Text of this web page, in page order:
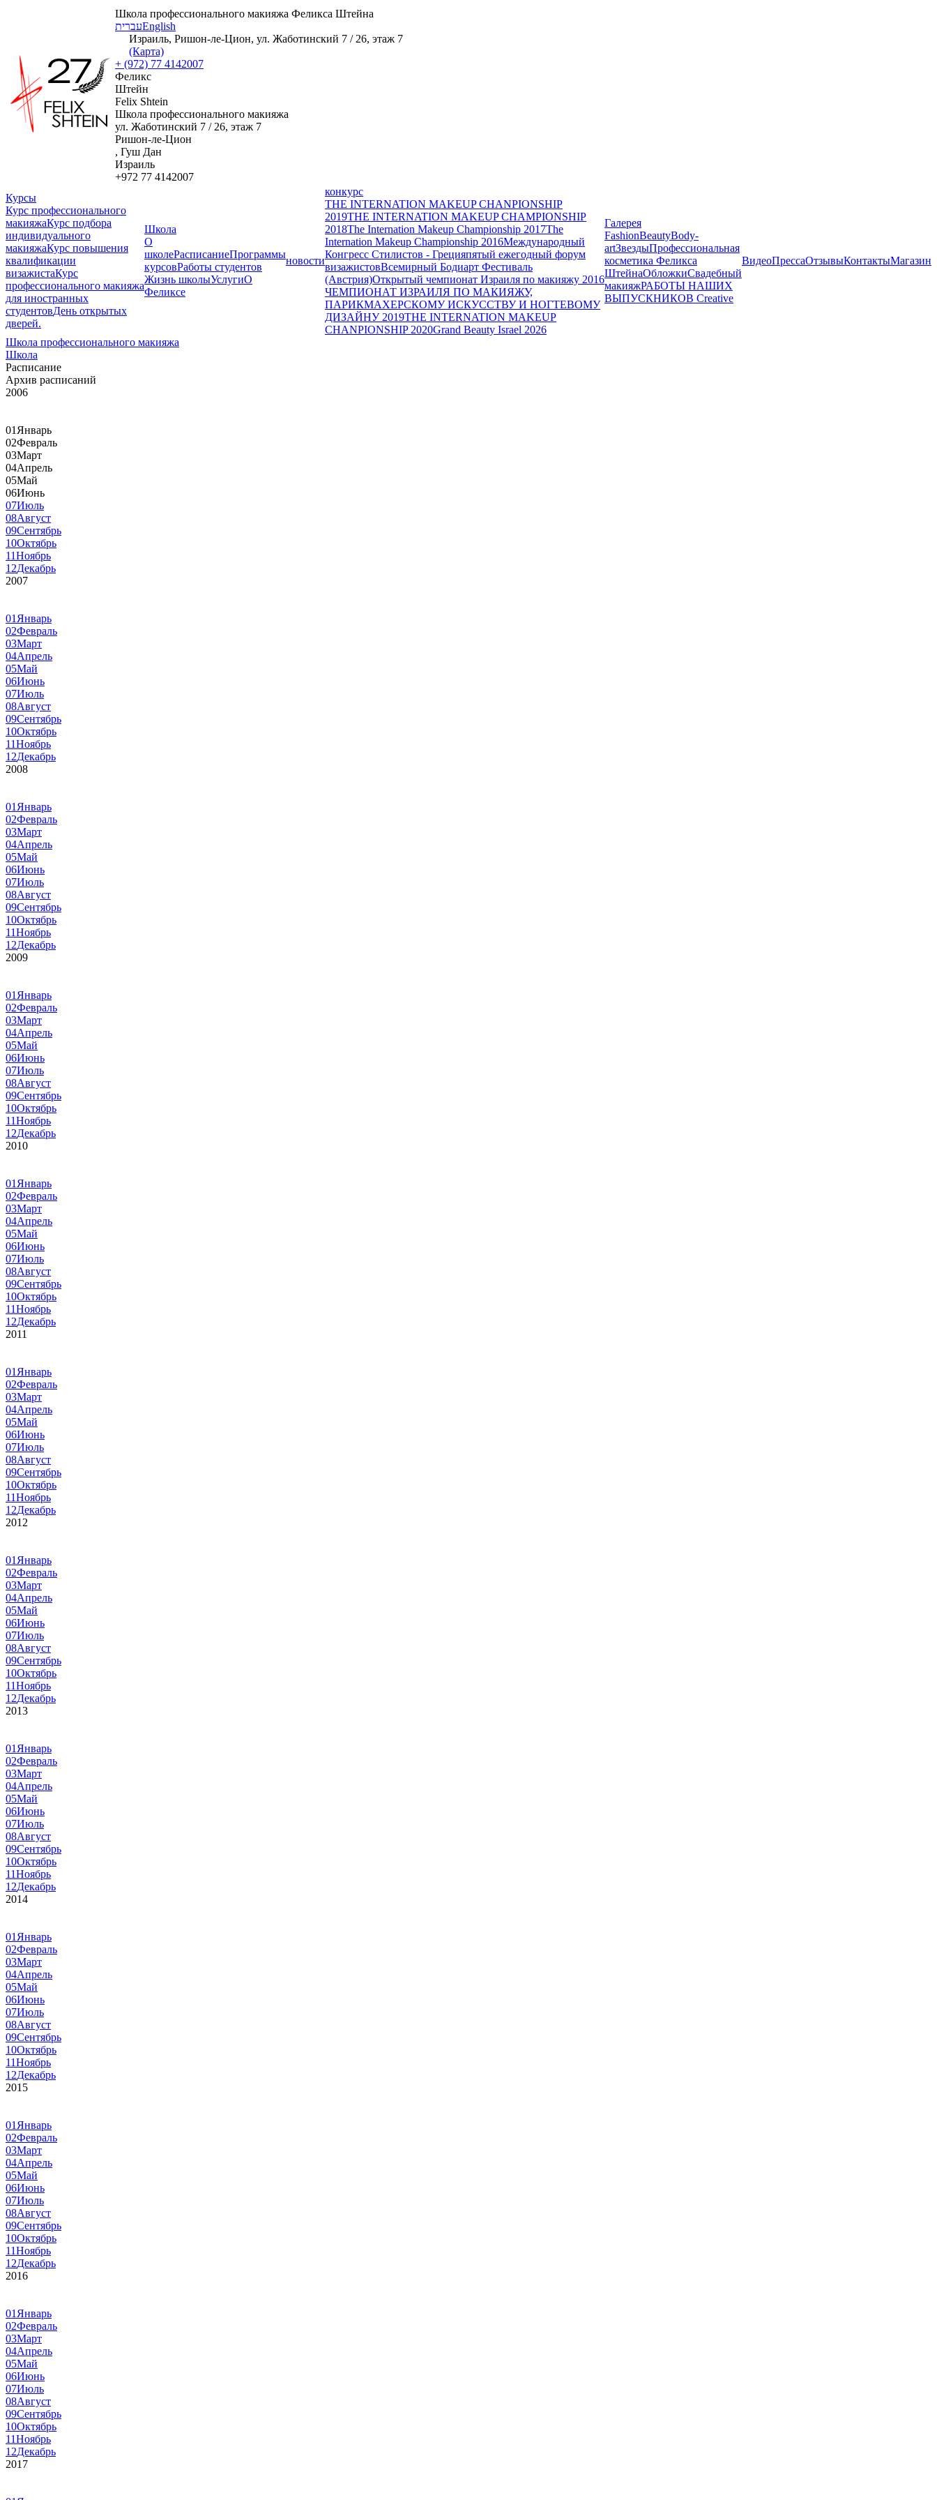
Школа профессионального макияжа Феликса Штейна
עבריתEnglish
Израиль, Ришон-ле-Цион, ул. Жаботинский 7 / 26, этаж 7
(Карта)
+ (972) 77 4142007
Феликс
Штейн
Felix Shtein
Школа профессионального макияжа
ул. Жаботинский 7 / 26, этаж 7
Ришон-ле-Цион
, Гуш Дан
Израиль
+972 77 4142007
Курсы
Курс профессионального
макияжаКурс подбора
индивидуального
макияжаКурс повышения
квалификации
визажистаКурс
профессионального макияжа
для иностранных
студентовДень открытых
дверей.
Школа
О
школеРасписаниеПрограммы
курсовРаботы студентов
Жизнь школыУслугиО
Феликсе
новости
конкурс
THE INTERNATION MAKEUP CHANPIONSHIP
2019THE INTERNATION MAKEUP CHAMPIONSHIP
2018The Internation Makeup Championship 2017The
Internation Makeup Championship 2016Международный
Конгресс Стилистов - Грецияпятый ежегодный форум
визажистовВсемирный Бодиарт Фестиваль
(Австрия)Открытый чемпионат Израиля по макияжу 2016
ЧЕМПИОНАТ ИЗРАИЛЯ ПО МАКИЯЖУ,
ПАРИКМАХЕРСКОМУ ИСКУССТВУ И НОГТЕВОМУ
ДИЗАЙНУ 2019THE INTERNATION MAKEUP
CHANPIONSHIP 2020Grand Beauty Israel 2026
Галерея
FashionBeautyBody-
artЗвездыПрофессиональная
косметика Феликса
ШтейнаОбложкиСвадебный
макияжРАБОТЫ НАШИХ
ВЫПУСКНИКОВ Creative
ВидеоПрессаОтзывыКонтактыМагазин
Школа профессионального макияжа
Школа
Расписание
Архив расписаний
2006
01 Январь
02Февраль
03Март
04Апрель
05Май
06Июнь
07Июль
08Август
09Сентябрь
10Октябрь
11Ноябрь
12Декабрь
2007
01 Январь
02Февраль
03Март
04Апрель
05Май
06Июнь
07Июль
08Август
09Сентябрь
10Октябрь
11Ноябрь
12Декабрь
2008
01 Январь
02Февраль
03Март
04Апрель
05Май
06Июнь
07Июль
08Август
09Сентябрь
10Октябрь
11Ноябрь
12Декабрь
2009
01 Январь
02Февраль
03Март
04Апрель
05Май
06Июнь
07Июль
08Август
09Сентябрь
10Октябрь
11Ноябрь
12Декабрь
2010
01 Январь
02Февраль
03Март
04Апрель
05Май
06Июнь
07Июль
08Август
09Сентябрь
10Октябрь
11Ноябрь
12Декабрь
2011
01 Январь
02Февраль
03Март
04Апрель
05Май
06Июнь
07Июль
08Август
09Сентябрь
10Октябрь
11Ноябрь
12Декабрь
2012
01 Январь
02Февраль
03Март
04Апрель
05Май
06Июнь
07Июль
08Август
09Сентябрь
10Октябрь
11Ноябрь
12Декабрь
2013
01 Январь
02Февраль
03Март
04Апрель
05Май
06Июнь
07Июль
08Август
09Сентябрь
10Октябрь
11Ноябрь
12Декабрь
2014
01 Январь
02Февраль
03Март
04Апрель
05Май
06Июнь
07Июль
08Август
09Сентябрь
10Октябрь
11Ноябрь
12Декабрь
2015
01 Январь
02Февраль
03Март
04Апрель
05Май
06Июнь
07Июль
08Август
09Сентябрь
10Октябрь
11Ноябрь
12Декабрь
2016
01 Январь
02Февраль
03Март
04Апрель
05Май
06Июнь
07Июль
08Август
09Сентябрь
10Октябрь
11Ноябрь
12Декабрь
2017